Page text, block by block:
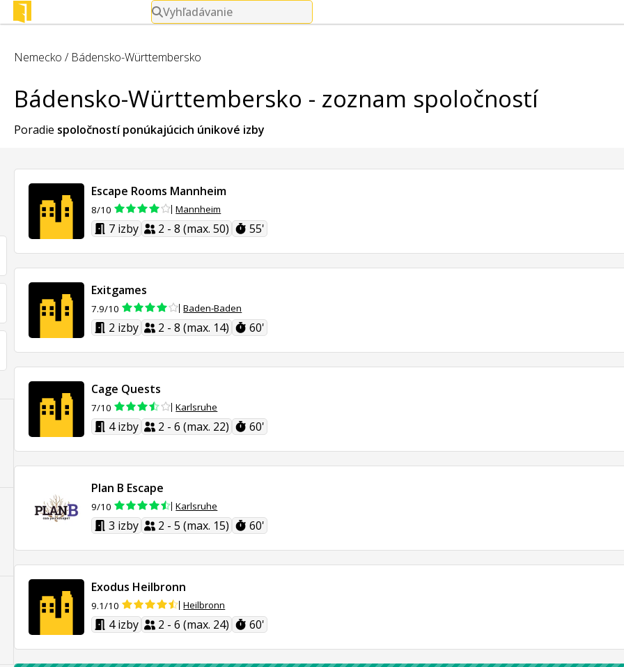
Vyhľadávanie
Nemecko / Bádensko-Württembersko
Bádensko-Württembersko - zoznam spoločností
Poradie spoločností ponúkajúcich únikové izby
Escape Rooms Mannheim
8/10 Mannheim
7 izby 2 - 8 (max. 50) 55'
Exitgames
7.9/10 Baden-Baden
2 izby 2 - 8 (max. 14) 60'
Cage Quests
7/10 Karlsruhe
4 izby 2 - 6 (max. 22) 60'
Plan B Escape
9/10 Karlsruhe
3 izby 2 - 5 (max. 15) 60'
Exodus Heilbronn
9.1/10 Heilbronn
4 izby 2 - 6 (max. 24) 60'